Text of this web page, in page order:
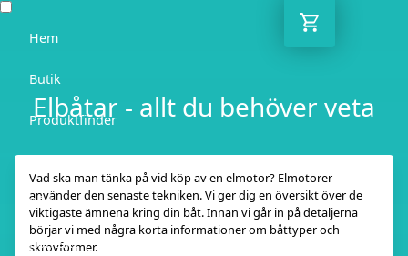
Hem
Butik
Produktfinder
Blogg
Rådgivare
Kontakt
Elbåtar - allt du behöver veta
Vad ska man tänka på vid köp av en elmotor? Elmotorer
använder den senaste tekniken. Vi ger dig en översikt över de
viktigaste ämnena kring din båt. Innan vi går in på detaljerna
börjar vi med några korta informationer om båttyper och
skrovformer.